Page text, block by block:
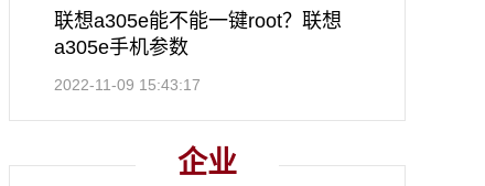
联想a305e能不能一键root？联想
a305e手机参数
2022-11-09 15:43:17
企业